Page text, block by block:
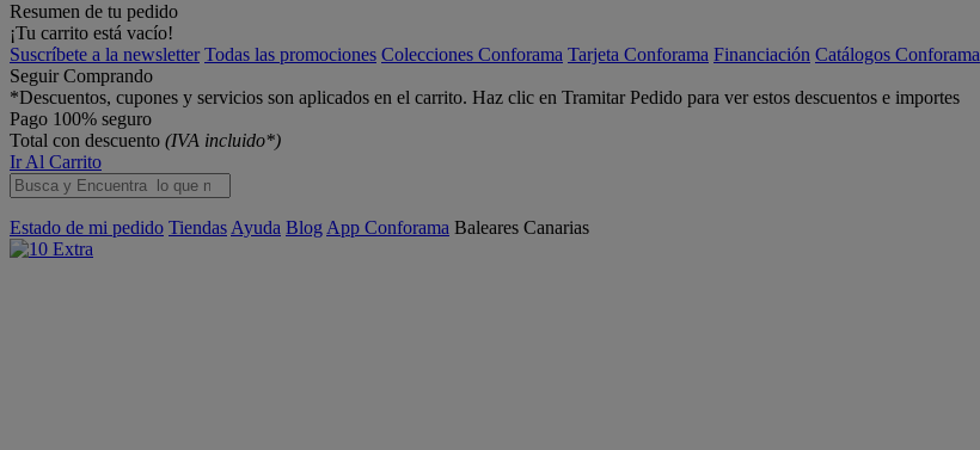
Resumen de tu pedido
¡Tu carrito está vacío!
Suscríbete a la newsletter Todas las promociones Colecciones Conforama Tarjeta Conforama Financiación Catálogos Conforama
Seguir Comprando
*Descuentos, cupones y servicios son aplicados en el carrito. Haz clic en Tramitar Pedido para ver estos descuentos e importes
Pago 100% seguro
Total con descuento (IVA incluido*)
Ir Al Carrito
Estado de mi pedido Tiendas Ayuda Blog App Conforama Baleares Canarias